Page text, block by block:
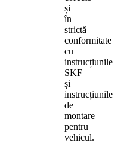
și
în
strictă
conformitate
cu
instrucțiunile
SKF
și
instrucțiunile
de
montare
pentru
vehicul.